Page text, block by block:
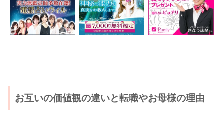
お互いの価値観の違いと転職やお母様の理由